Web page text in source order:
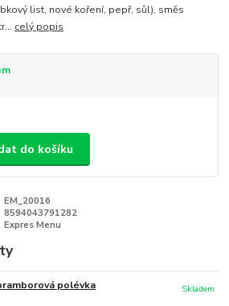
list, nové koření, pepř, sůl), směs
celý popis
do košíku
EM_20016
8594043791282
Expres Menu
polévka
Skladem